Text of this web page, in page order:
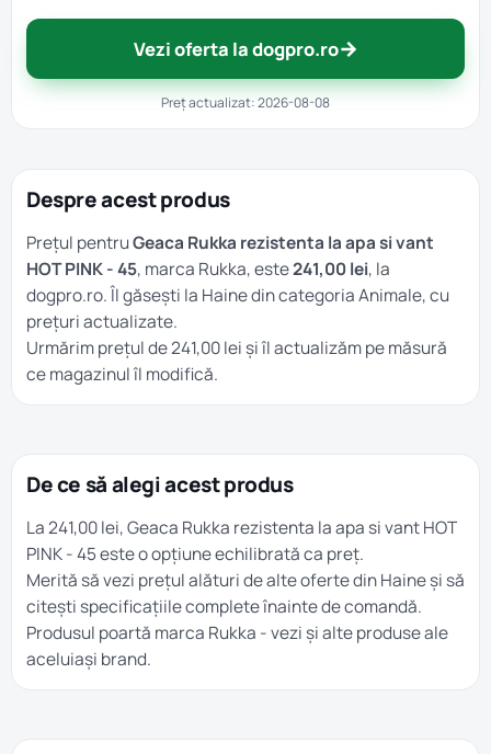
Vezi oferta la dogpro.ro→
Preț actualizat: 2026-08-08
Despre acest produs
Prețul pentruGeaca Rukka rezistenta la apa si vant
HOT PINK - 45, marca Rukka, este241,00 lei, la
dogpro.ro. Îl găsești la Hainedin categoriaAnimale, cu
prețuri actualizate.
Urmărim prețul de 241,00 lei și îl actualizăm pe măsură
ce magazinul îl modifică.
De ce să alegi acest produs
La 241,00 lei, Geaca Rukka rezistenta la apa si vant HOT
PINK - 45 este o opțiune echilibrată ca preț.
Merită să vezi prețul alături de alte oferte dinHaineși să
citești specificațiile complete înainte de comandă.
Produsul poartă marca Rukka - vezi și alte produse ale
aceluiași brand.